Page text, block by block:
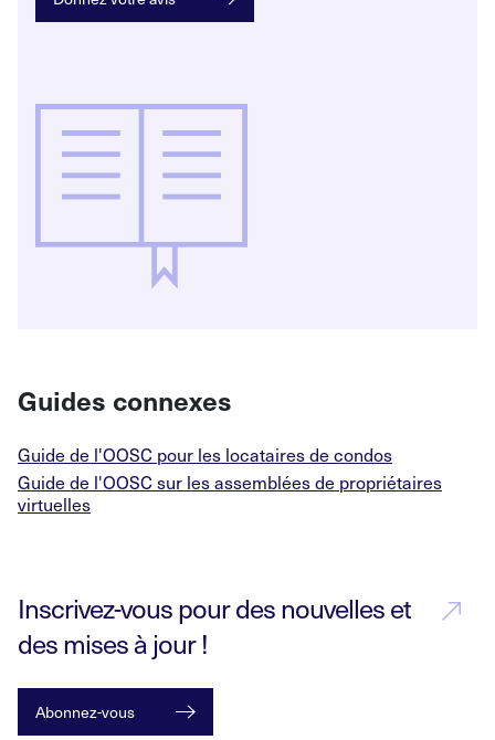
Guides connexes
Guide de l'OOSC pour les locataires de condos
Guide de l'OOSC sur les assemblées de propriétaires
virtuelles
Inscrivez-vous pour des nouvelles et
des mises à jour !
Abonnez-vous